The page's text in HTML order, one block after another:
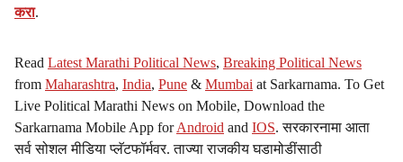
करा.
Read Latest Marathi Political News, Breaking Political News
from Maharashtra, India, Pune & Mumbai at Sarkarnama. To Get
Live Political Marathi News on Mobile, Download the
Sarkarnama Mobile App forAndroid and IOS. सरकारनामा आता
सर्व सोशल मीडिया प्लॅटफॉर्मवर. ताज्या राजकीय घडामोडींसाठी